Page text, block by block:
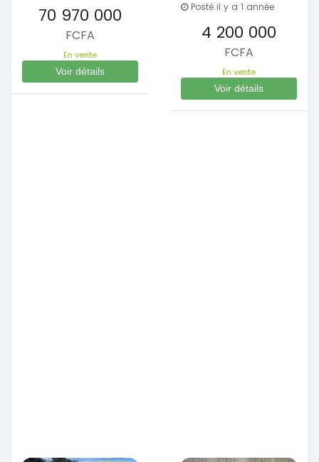
70 970 000
FCFA
En vente
Voir détails
Posté il y a 1 année
4 200 000
FCFA
En vente
Voir détails